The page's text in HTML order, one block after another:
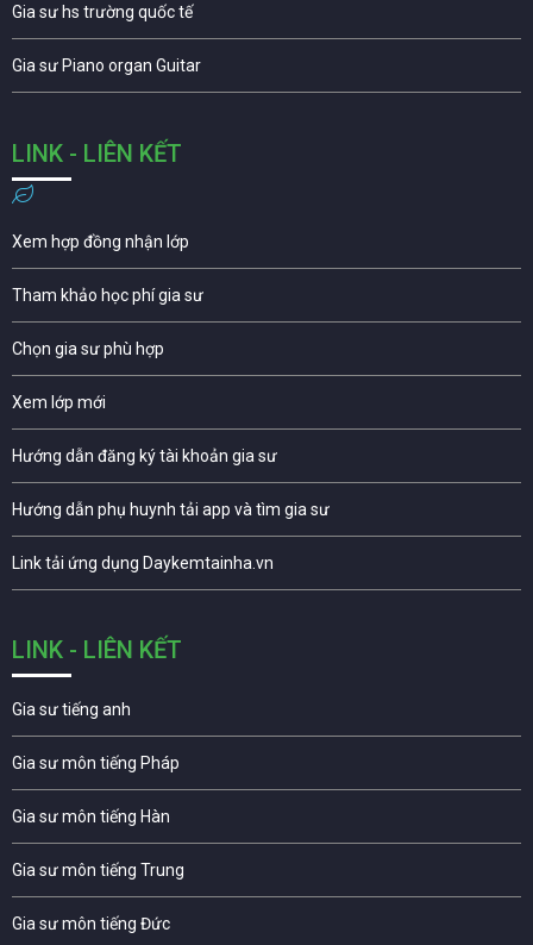
Gia sư hs trường quốc tế
Gia sư Piano organ Guitar
LINK - LIÊN KẾT
Xem hợp đồng nhận lớp
Tham khảo học phí gia sư
Chọn gia sư phù hợp
Xem lớp mới
Hướng dẫn đăng ký tài khoản gia sư
Hướng dẫn phụ huynh tải app và tìm gia sư
Link tải ứng dụng Daykemtainha.vn
LINK - LIÊN KẾT
Gia sư tiếng anh
Gia sư môn tiếng Pháp
Gia sư môn tiếng Hàn
Gia sư môn tiếng Trung
Gia sư môn tiếng Đức